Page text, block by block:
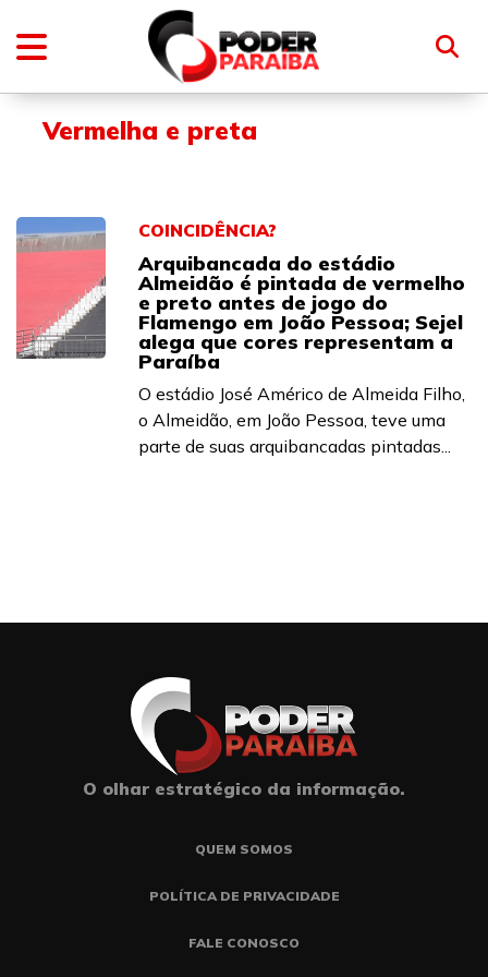
Vermelha e preta
COINCIDÊNCIA?
Arquibancada do estádio
Almeidão é pintada de vermelho
e preto antes de jogo do
Flamengo em João Pessoa; Sejel
alega que cores representam a
Paraíba
O estádio José Américo de Almeida Filho,
o Almeidão, em João Pessoa, teve uma
parte de suas arquibancadas pintadas...
O olhar estratégico da informação.
QUEM SOMOS
POLÍTICA DE PRIVACIDADE
FALE CONOSCO